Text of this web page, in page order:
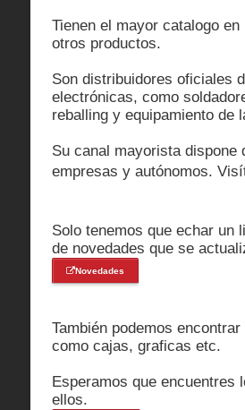
Tienen el mayor catalogo
otros productos.
Son distribuidores oficiales
electrónicas, como
reballing y equipamiento de
Su canal mayorista dispone
empresas y autónomos.
Solo tenemos que echar un
de novedades que se
Novedades
También podemos
como cajas, graficas etc.
Esperamos que encuentres
ellos.